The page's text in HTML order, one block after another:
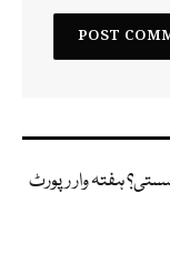
ہفتہ وار رپورٹ